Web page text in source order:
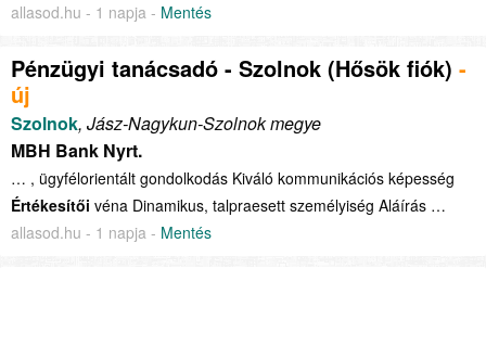
allasod.hu - 1 napja - Mentés
Pénzügyi tanácsadó - Szolnok (Hősök fiók) -
új
Szolnok, Jász-Nagykun-Szolnok megye
MBH Bank Nyrt.
… , ügyfélorientált gondolkodás Kiváló kommunikációs képesség
Értékesítői véna Dinamikus, talpraesett személyiség Aláírás …
allasod.hu - 1 napja - Mentés